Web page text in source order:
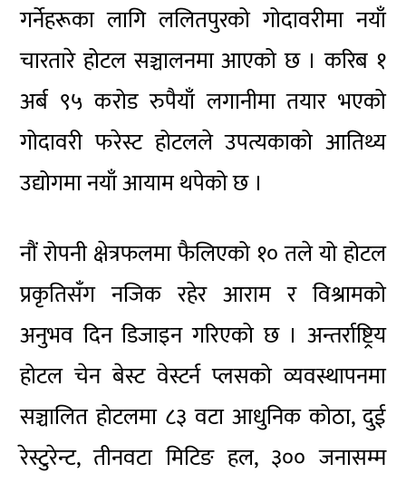
गर्नेहरूका लागि ललितपुरको गोदावरीमा नयाँ
चारतारे होटल सञ्चालनमा आएको छ । करिब १
अर्ब ९५ करोड रुपैयाँ लगानीमा तयार भएको
गोदावरी फरेस्ट होटलले उपत्यकाको आतिथ्य
उद्योगमा नयाँ आयाम थपेको छ ।
नौं रोपनी क्षेत्रफलमा फैलिएको १० तले यो होटल
प्रकृतिसँग नजिक रहेर आराम र विश्रामको
अनुभव दिन डिजाइन गरिएको छ । अन्तर्राष्ट्रिय
होटल चेन बेस्ट वेस्टर्न प्लसको व्यवस्थापनमा
सञ्चालित होटलमा ८३ वटा आधुनिक कोठा, दुई
रेस्टुरेन्ट, तीनवटा मिटिङ हल, ३०० जनासम्म